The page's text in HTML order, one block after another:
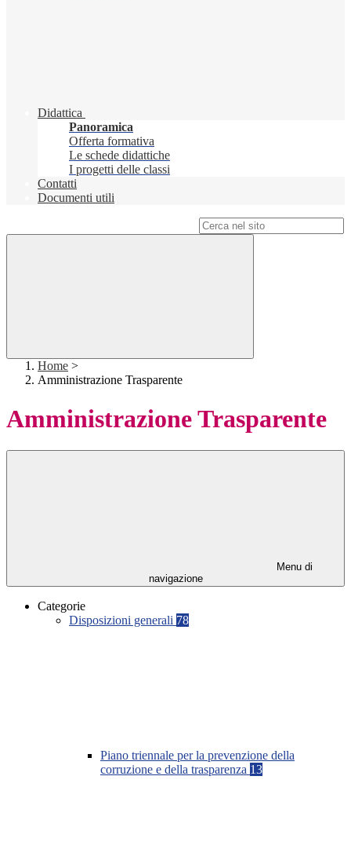
Didattica
Panoramica
Offerta formativa
Le schede didattiche
I progetti delle classi
Contatti
Documenti utili
Home >
Amministrazione Trasparente
Amministrazione Trasparente
Menu di
navigazione
Categorie
Disposizioni generali 78
Piano triennale per la prevenzione della
corruzione e della trasparenza 13